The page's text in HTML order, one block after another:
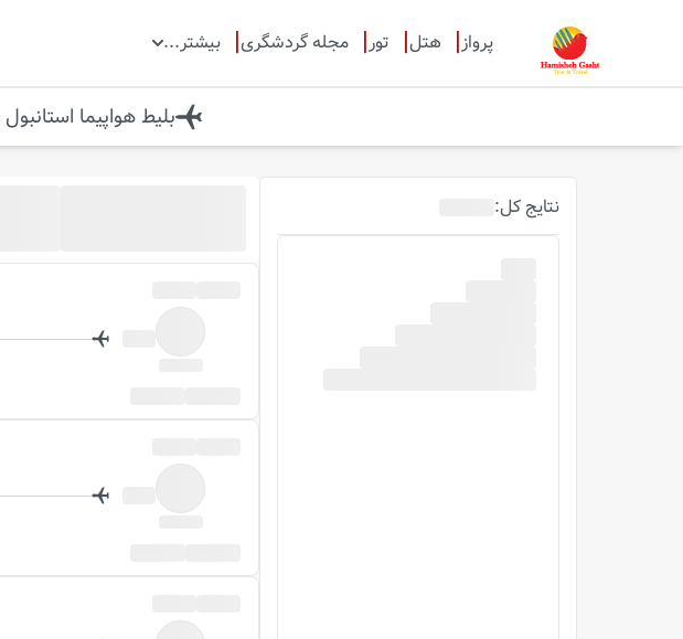
پرواز هتل تور مجله گردشگری بیشتر...
بلیط هواپیما استانبول
نتایج کل: